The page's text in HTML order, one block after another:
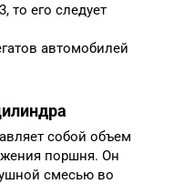
то его следует
автомобилей
собой объем
поршня. Он
смесью во